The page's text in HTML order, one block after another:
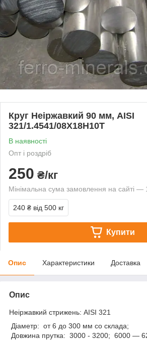
Круг Неіржавкий 90 мм, AISI
321/1.4541/08Х18Н10Т
В наявності
Опт і роздріб
250 ₴/кг
Мінімальна сума замовлення на сайті —
240 ₴ від 500 кг
Купити
Опис Характеристики Доставка
Опис
Неіржавкий стрижень: AISI 321
Діаметр: от 6 до 300 мм со склада;
Довжина прутка: 3000 - 3200; 6000 —